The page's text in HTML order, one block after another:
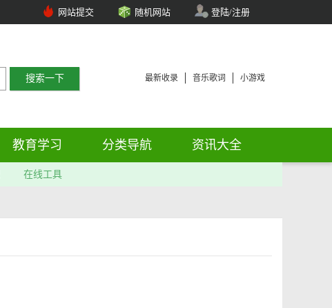
网站提交 随机网站 登陆/注册
最新收录 音乐歌词 小游戏
教育学习 分类导航 资讯大全
在线工具